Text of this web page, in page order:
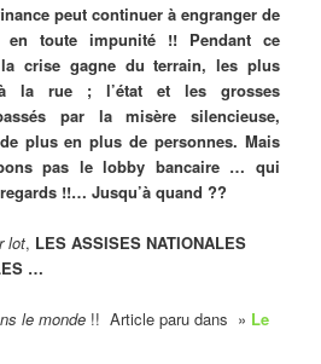
peut continuer à engranger de
en toute impunité !! Pendant ce
crise gagne du terrain, les plus
la rue ; l’état et les grosses
par la misère silencieuse,
plus en plus de personnes. Mais
pas le lobby bancaire … qui
!!… Jusqu’à quand ??
lot, LES ASSISES NATIONALES
…
le monde !! Article paru dans » Le